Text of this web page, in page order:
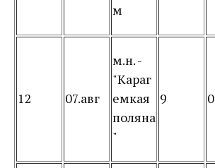
м
12 07.авг
м.н. -
"Караг
емкая
поляна
"
9 0